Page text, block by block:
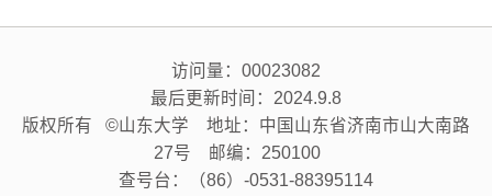
访问量： 00023082
最后更新时间： 2024.9.8
版权所有 ©山东大学 地址：中国山东省济南市山大南路
27号 邮编：250100
查号台：（86）-0531-88395114